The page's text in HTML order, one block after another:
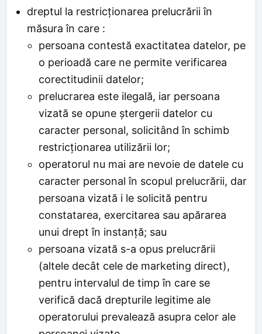
dreptul la restricționarea prelucrării în
măsura în care :
persoana contestă exactitatea datelor, pe
o perioadă care ne permite verificarea
corectitudinii datelor;
prelucrarea este ilegală, iar persoana
vizată se opune ștergerii datelor cu
caracter personal, solicitând în schimb
restricționarea utilizării lor;
operatorul nu mai are nevoie de datele cu
caracter personal în scopul prelucrării, dar
persoana vizată i le solicită pentru
constatarea, exercitarea sau apărarea
unui drept în instanță; sau
persoana vizată s-a opus prelucrării
(altele decât cele de marketing direct),
pentru intervalul de timp în care se
verifică dacă drepturile legitime ale
operatorului prevalează asupra celor ale